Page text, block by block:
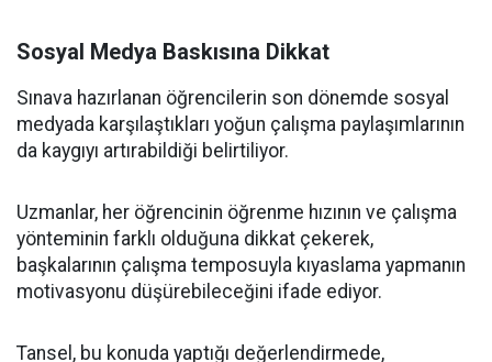
Sosyal Medya Baskısına Dikkat
Sınava hazırlanan öğrencilerin son dönemde sosyal
medyada karşılaştıkları yoğun çalışma paylaşımlarının
da kaygıyı artırabildiği belirtiliyor.
Uzmanlar, her öğrencinin öğrenme hızının ve çalışma
yönteminin farklı olduğuna dikkat çekerek,
başkalarının çalışma temposuyla kıyaslama yapmanın
motivasyonu düşürebileceğini ifade ediyor.
Tansel, bu konuda yaptığı değerlendirmede,